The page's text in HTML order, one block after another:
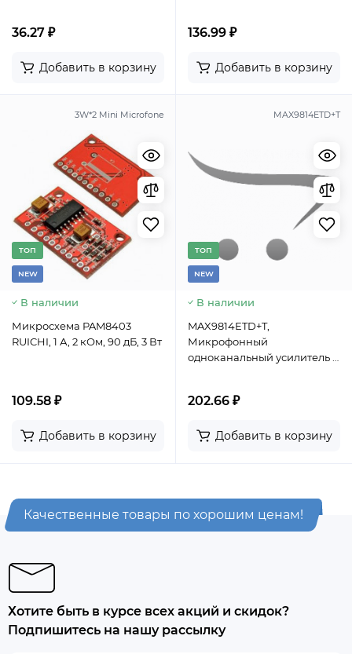
36.27 ₽
Добавить в корзину
136.99 ₽
Добавить в корзину
3W*2 Mini Microfone
TОП
NEW
В наличии
Микросхема PAM8403
RUICHI, 1 А, 2 кОм, 90 дБ, 3 Вт
109.58 ₽
Добавить в корзину
MAX9814ETD+T
TОП
NEW
В наличии
MAX9814ETD+T,
Микрофонный
одноканальный усилитель с
TDFN-14
202.66 ₽
Добавить в корзину
Качественные товары по хорошим ценам!
Хотите быть в курсе всех акций и скидок?
Подпишитесь на нашу рассылку